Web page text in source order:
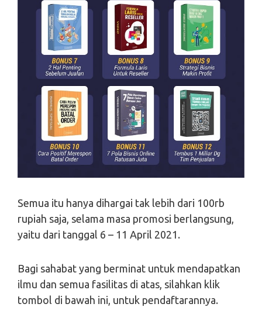
Semua itu hanya dihargai tak lebih dari 100rb
rupiah saja, selama masa promosi berlangsung,
yaitu dari tanggal 6 – 11 April 2021.
Bagi sahabat yang berminat untuk mendapatkan
ilmu dan semua fasilitas di atas, silahkan klik
tombol di bawah ini, untuk pendaftarannya.